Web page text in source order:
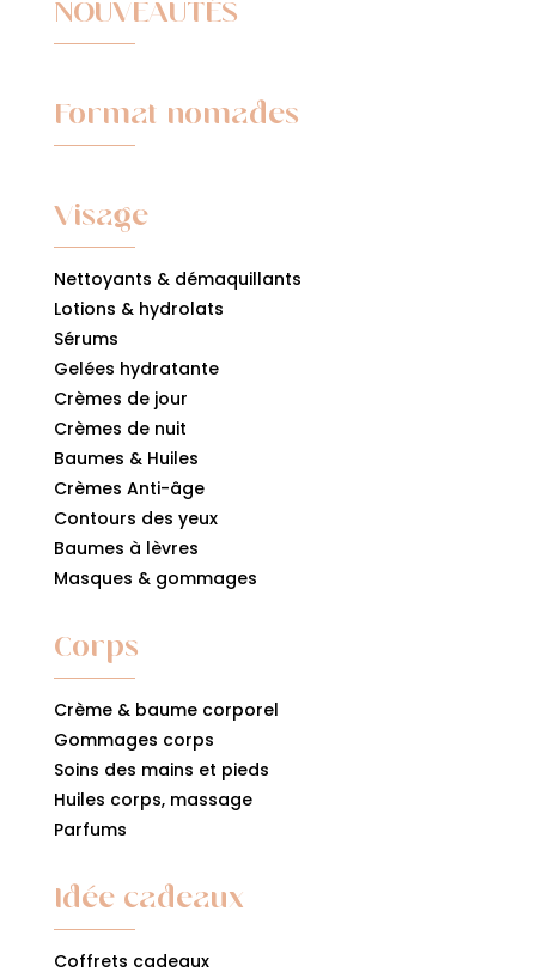
NOUVEAUTÉS
Format nomades
Visage
Nettoyants & démaquillants
Lotions & hydrolats
Sérums
Gelées hydratante
Crèmes de jour
Crèmes de nuit
Baumes & Huiles
Crèmes Anti-âge
Contours des yeux
Baumes à lèvres
Masques & gommages
Corps
Crème & baume corporel
Gommages corps
Soins des mains et pieds
Huiles corps, massage
Parfums
Idée cadeaux
Coffrets cadeaux